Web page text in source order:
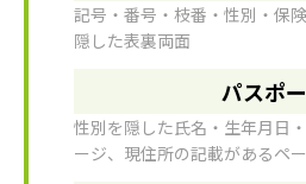
記号・番号・枝番・性別・保
隠した表裏両面
パスポ
性別を隠した氏名・生年月日
ージ、現住所の記載があるペ